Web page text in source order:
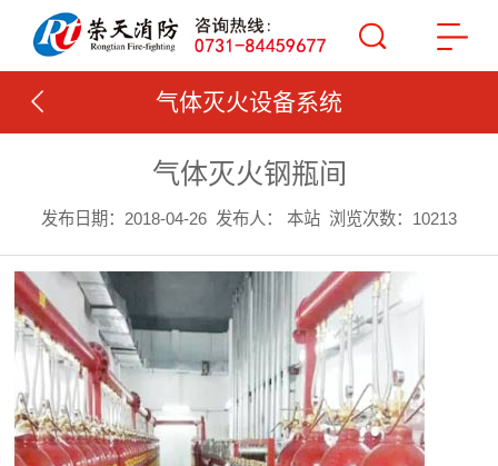
气体灭火设备系统
气体灭火钢瓶间
发布日期：2018-04-26 发布人： 本站 浏览次数：10213